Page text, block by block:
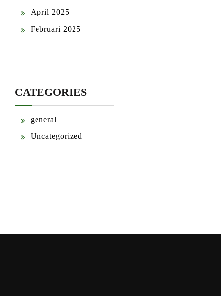
April 2025
Februari 2025
CATEGORIES
general
Uncategorized